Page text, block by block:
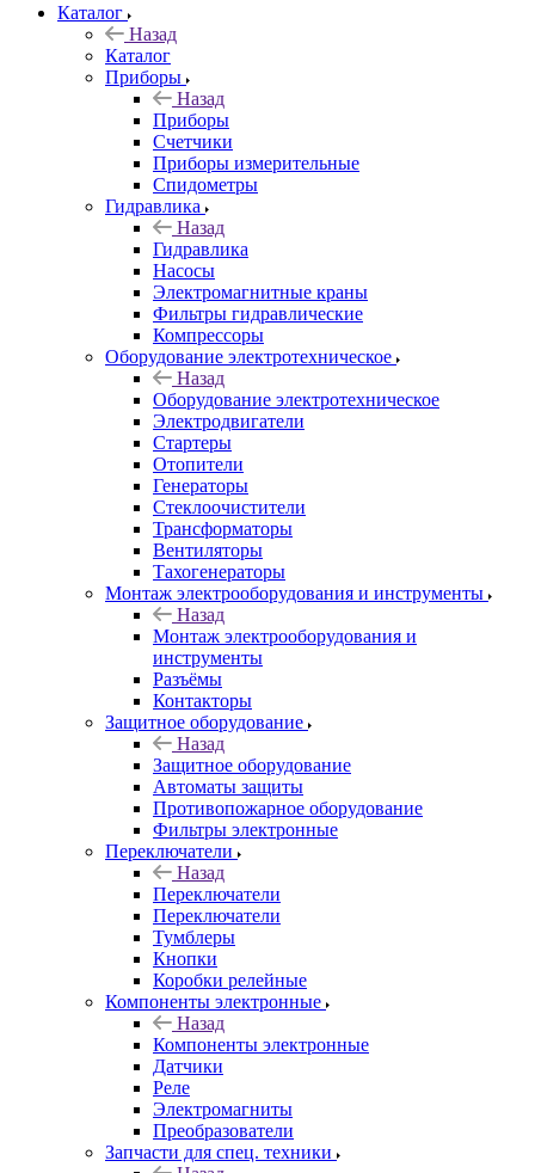
Каталог
Назад
Каталог
Приборы
Назад
Приборы
Счетчики
Приборы измерительные
Спидометры
Гидравлика
Назад
Гидравлика
Насосы
Электромагнитные краны
Фильтры гидравлические
Компрессоры
Оборудование электротехническое
Назад
Оборудование электротехническое
Электродвигатели
Стартеры
Отопители
Генераторы
Стеклоочистители
Трансформаторы
Вентиляторы
Тахогенераторы
Монтаж электрооборудования и инструменты
Назад
Монтаж электрооборудования и
инструменты
Разъёмы
Контакторы
Защитное оборудование
Назад
Защитное оборудование
Автоматы защиты
Противопожарное оборудование
Фильтры электронные
Переключатели
Назад
Переключатели
Переключатели
Тумблеры
Кнопки
Коробки релейные
Компоненты электронные
Назад
Компоненты электронные
Датчики
Реле
Электромагниты
Преобразователи
Запчасти для спец. техники